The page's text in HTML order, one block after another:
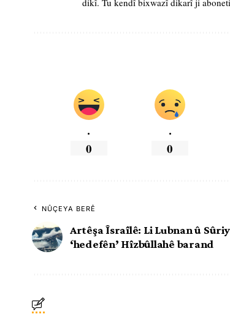
dikî. Tu kendî bixwazî dikarî ji
.
0
.
0
NÛÇEYA BERÊ
Artêşa Îsraîlê: Li Lubnan û
‘hedefên’ Hîzbûllahê barand